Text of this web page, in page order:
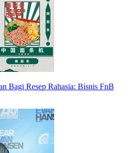
Bagi Resep Rahasia: Bisnis FnB